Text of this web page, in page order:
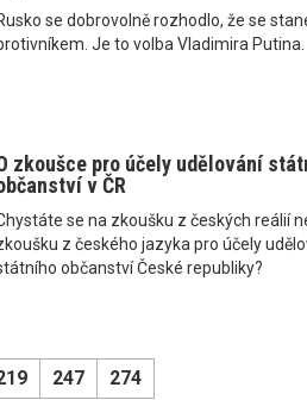
se dobrovolně rozhodlo, že se
Je to volba Vladimira Putina.
zkoušce pro účely udělování
v ČR
se na zkoušku z českých reálií
z českého jazyka pro účely
občanství České republiky?
247 274